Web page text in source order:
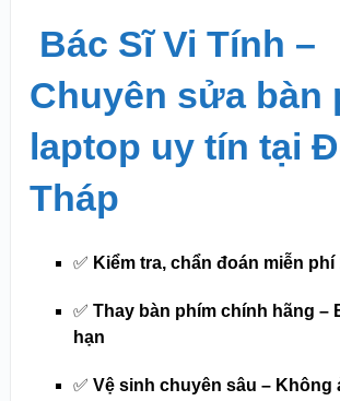
Bác Sĩ Vi Tính –
Chuyên sửa bàn
laptop uy tín tại
Tháp
✅ Kiểm tra, chẩn đoán miễn phí
✅ Thay bàn phím chính hãng –
hạn
✅ Vệ sinh chuyên sâu – Không